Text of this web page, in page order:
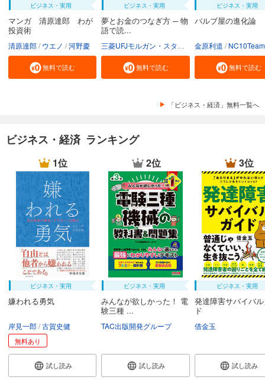
ビジネス・実用
マンガ 清原達郎 わが
投資術
清原達郎 ウエノ 河野慶
無料で読む
ビジネス・実用
夢とお金のつなぎ方 ─ 物
語で読...
無料で読む
ビジネス・実用
バルブ屋の進化論
金原利道 NC10Team
無料で読む
「ビジネス・経済」無料一覧へ
ビジネス・経済 ランキング
1位
ビジネス・実用
嫌われる勇気
岸見一郎 古賀史健
無料あり
試し読み
2位
ビジネス・実用
みんなが欲しかった！ 電
験三種 ...
TAC出版開発グループ
試し読み
3位
ビジネス・実用
発達障害サバイバ
ド
借金玉
試し読み